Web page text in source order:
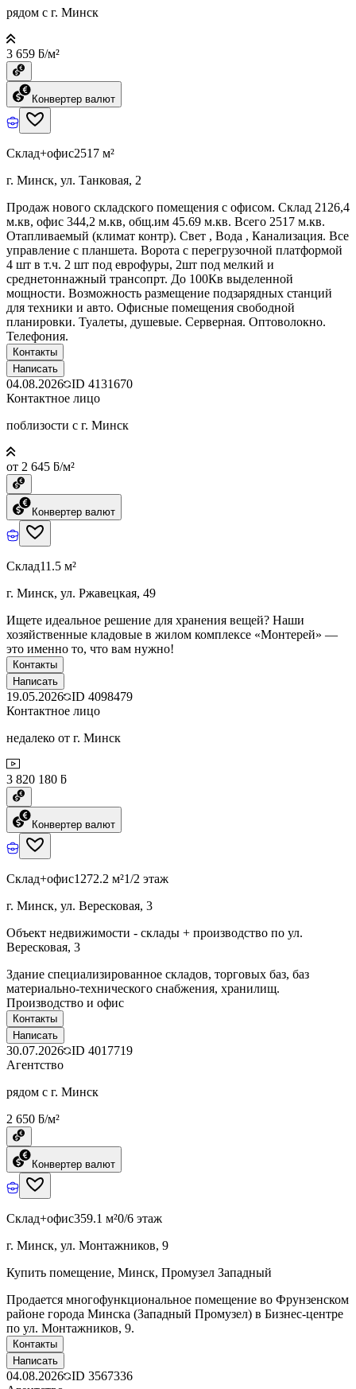
рядом с г. Минск
3 659 ƃ/м²
Конвертер валют
Склад+офис2517 м²
г. Минск, ул. Танковая, 2
Продаж нового складского помещения с офисом. Склад 2126,4
м.кв, офис 344,2 м.кв, общ.им 45.69 м.кв. Всего 2517 м.кв.
Отапливаемый (климат контр). Свет , Вода , Канализация. Все
управление с планшета. Ворота с перегрузочной платформой
4 шт в т.ч. 2 шт под еврофуры, 2шт под мелкий и
среднетоннажный трансопрт. До 100Кв выделенной
мощности. Возможность размещение подзарядных станций
для техники и авто. Офисные помещения свободной
планировки. Туалеты, душевые. Серверная. Оптоволокно.
Телефония.
Контакты
Написать
04.08.2026 ID 4131670
Контактное лицо
поблизости с г. Минск
от 2 645 ƃ/м²
Конвертер валют
Склад11.5 м²
г. Минск, ул. Ржавецкая, 49
Ищете идеальное решение для хранения вещей? Наши
хозяйственные кладовые в жилом комплексе «Монтерей» —
это именно то, что вам нужно!
Контакты
Написать
19.05.2026 ID 4098479
Контактное лицо
недалеко от г. Минск
3 820 180 ƃ
Конвертер валют
Склад+офис1272.2 м²1/2 этаж
г. Минск, ул. Вересковая, 3
Объект недвижимости - склады + производство по ул.
Вересковая, 3
Здание специализированное складов, торговых баз, баз
материально-технического снабжения, хранилищ.
Производство и офис
Контакты
Написать
30.07.2026 ID 4017719
Агентство
рядом с г. Минск
2 650 ƃ/м²
Конвертер валют
Склад+офис359.1 м²0/6 этаж
г. Минск, ул. Монтажников, 9
Купить помещение, Минск, Промузел Западный
Продается многофункциональное помещение во Фрунзенском
районе города Минска (Западный Промузел) в Бизнес-центре
по ул. Монтажников, 9.
Контакты
Написать
04.08.2026 ID 3567336